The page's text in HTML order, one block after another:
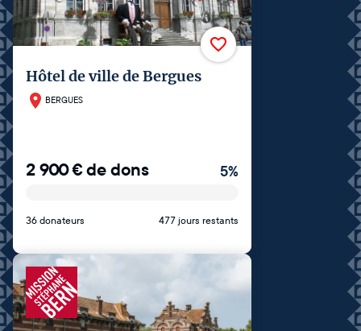
Hôtel de ville de Bergues
BERGUES
2 900€de dons 5%
36 donateurs 477 jours restants